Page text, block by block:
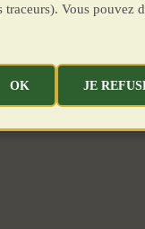
Vous pouvez
OK JE